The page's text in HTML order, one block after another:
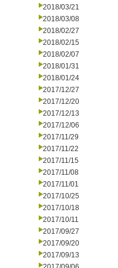
2018/03/21
2018/03/08
2018/02/27
2018/02/15
2018/02/07
2018/01/31
2018/01/24
2017/12/27
2017/12/20
2017/12/13
2017/12/06
2017/11/29
2017/11/22
2017/11/15
2017/11/08
2017/11/01
2017/10/25
2017/10/18
2017/10/11
2017/09/27
2017/09/20
2017/09/13